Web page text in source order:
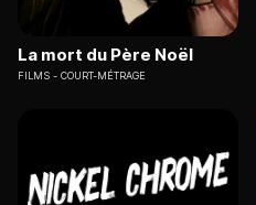
La mort du Père Noël
FILMS COURT-MÉTRAGE